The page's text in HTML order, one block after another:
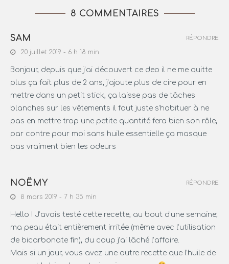
8 COMMENTAIRES
SAM
20 juillet 2019 - 6 h 18 min
Bonjour, depuis que j’ai découvert ce deo il ne me quitte
plus ça fait plus de 2 ans, j’ajoute plus de cire pour en
mettre dans un petit stick, ça laisse pas de tâches
blanches sur les vêtements il faut juste s’habituer à ne
pas en mettre trop une petite quantité fera bien son rôle,
par contre pour moi sans huile essentielle ça masque
pas vraiment bien les odeurs
RÉPONDRE
NOËMY
8 mars 2019 - 7 h 35 min
Hello ! J’avais testé cette recette, au bout d’une semaine;
ma peau était entièrement irritée (même avec l’utilisation
de bicarbonate fin), du coup j’ai lâché l’affaire.
Mais si un jour, vous avez une autre recette que l’huile de
RÉPONDRE